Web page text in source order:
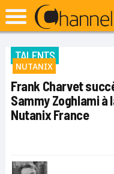
TALENTS
NUTANIX
Frank Charvet
Sammy Zoghlami à
Nutanix France